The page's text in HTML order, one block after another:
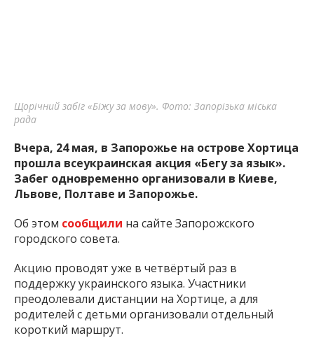
Щорічний забіг «Біжу за мову». Фото: Запорізька міська
рада
Вчера, 24 мая, в Запорожье на острове Хортица
прошла всеукраинская акция «Бегу за язык».
Забег одновременно организовали в Киеве,
Львове, Полтаве и Запорожье.
Об этом сообщили на сайте Запорожского
городского совета.
Акцию проводят уже в четвёртый раз в
поддержку украинского языка. Участники
преодолевали дистанции на Хортице, а для
родителей с детьми организовали отдельный
короткий маршрут.